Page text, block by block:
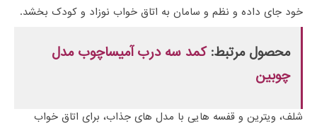
خود جای داده و نظم و سامان به اتاق خواب نوزاد و کودک بخشد.
محصول مرتبط: کمد سه درب آمیساچوب مدل
چوبین
شلف، ویترین و قفسه هایی با مدل های جذاب، برای اتاق خواب